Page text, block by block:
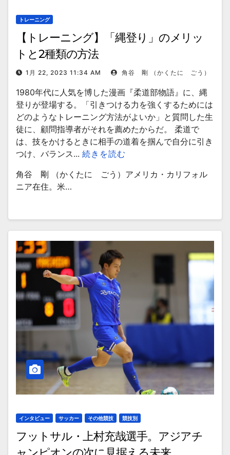
トレーニング
【トレーニング】「縄登り」のメリッ
トと2種類の方法
1月 22, 2023 11:34 AM 角谷 剛 （かくたに ごう）
1980年代に人気を博した漫画『柔道部物語』に、縄
登りが登場する。「引きつける力を強くするためには
どのようなトレーニング方法がよいか」と質問した生
徒に、顧問指導者がそれを薦めたからだ。 柔道で
は、技をかけるときに相手の道着を掴んで自分に引き
つけ、バランス... 続きを読む
角谷 剛 （かくたに ごう）アメリカ・カリフォル
ニア在住。米…
インタビュー サッカー その他競技 競技別
フットサル・上村充哉選手。アジアチ